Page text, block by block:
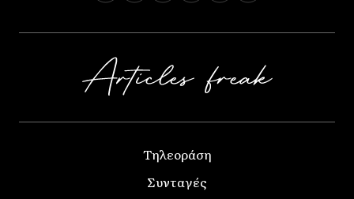
Τηλεοράση
Συνταγές